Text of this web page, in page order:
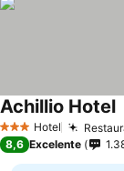
3 Estrellas
Hotel
Achillio Hotel
8,6 Excelente